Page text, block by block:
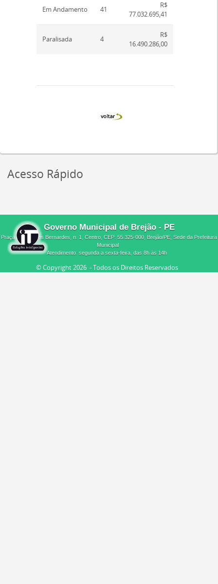
Em Andamento 41
R$
77.032.695,41
Paralisada 4
R$
16.490.286,00
Acesso Rápido
Governo Municipal de Brejão - PE
Praça Melquíades Bernardes, n. 1, Centro, CEP: 55.325-000, Brejão/PE, Sede da Prefeitura
Municipal
Atendimento: segunda a sexta-feira, das 8h às 14h
© Copyright2026 - Todos os Direitos Reservados